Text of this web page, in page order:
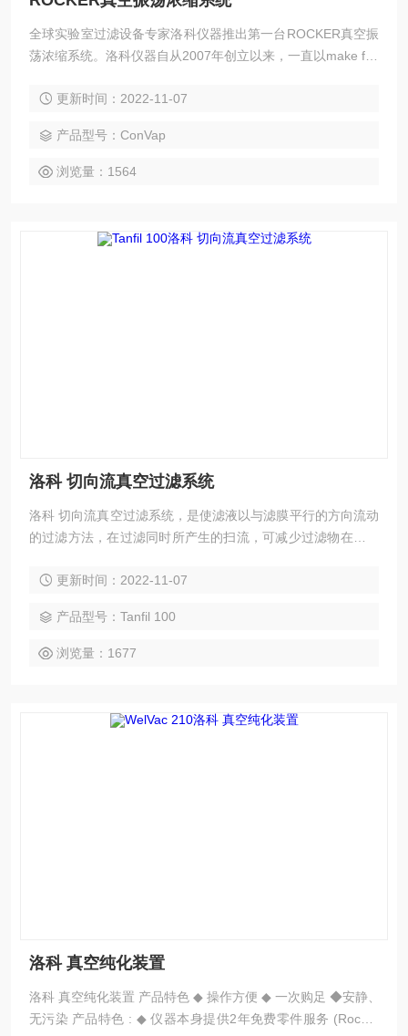
全球实验室过滤设备专家洛科仪器推出第一台ROCKER真空振
荡浓缩系统。洛科仪器自从2007年创立以来，一直以make filtr
过滤方案，而ConVap则是运用了洛科多年来累积的真空控制
更新时间：2022-11-07
产品型号：ConVap
浏览量：1564
洛科 切向流真空过滤系统
洛科 切向流真空过滤系统，是使滤液以与滤膜平行的方向流动
的过滤方法，在过滤同时所产生的扫流，可减少过滤物在堵塞
进行浓缩与渗滤。 洛科仪器，近期推出了实验室规模(lab-scal
anfil 100可与市面上大部分的卡匣相容，让生命科学实验室有
了更弹性且更广泛的选项。
更新时间：2022-11-07
产品型号：Tanfil 100
浏览量：1677
洛科 真空纯化装置
洛科 真空纯化装置 产品特色 ◆ 操作方便 ◆ 一次购足 ◆安静、
无污染 产品特色 : ◆ 仪器本身提供2年免费零件服务 (Rocker